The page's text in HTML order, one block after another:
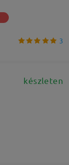
3
készleten